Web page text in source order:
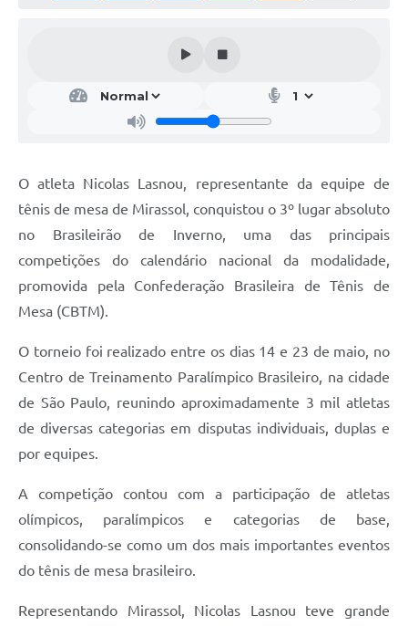
O atleta Nicolas Lasnou, representante da equipe de
tênis de mesa de Mirassol, conquistou o 3º lugar absoluto
no Brasileirão de Inverno, uma das principais
competições do calendário nacional da modalidade,
promovida pela Confederação Brasileira de Tênis de
Mesa (CBTM).
O torneio foi realizado entre os dias 14 e 23 de maio, no
Centro de Treinamento Paralímpico Brasileiro, na cidade
de São Paulo, reunindo aproximadamente 3 mil atletas
de diversas categorias em disputas individuais, duplas e
por equipes.
A competição contou com a participação de atletas
olímpicos, paralímpicos e categorias de base,
consolidando-se como um dos mais importantes eventos
do tênis de mesa brasileiro.
Representando Mirassol, Nicolas Lasnou teve grande